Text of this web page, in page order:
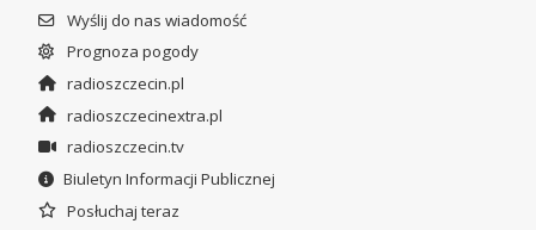
Wyślij do nas wiadomość
Prognoza pogody
radioszczecin.pl
radioszczecinextra.pl
radioszczecin.tv
Biuletyn Informacji Publicznej
Posłuchaj teraz